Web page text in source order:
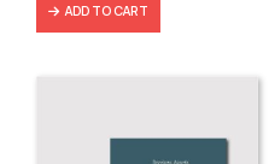
ADD TO CART